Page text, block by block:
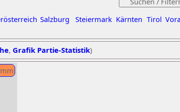
Salzburg Steiermark Kärnten Tirol
, Grafik Partie-Statistik)